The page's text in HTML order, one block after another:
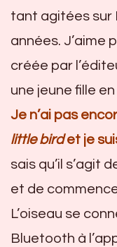
tant agitées sur
années. J’aime
créée par
une jeune fille
Je n’ai pas
little birdet je
sais qu’il s’agit
et de
L’oiseau se
Bluetooth à